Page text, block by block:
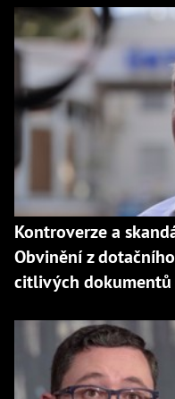
Kontroverze a
Obvinění z
citlivých dokumentů